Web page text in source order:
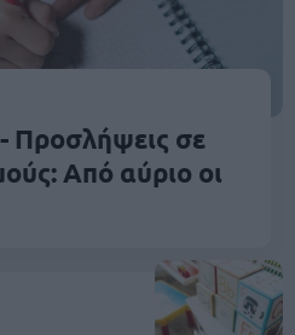
Προσλήψεις σε
Από αύριο οι